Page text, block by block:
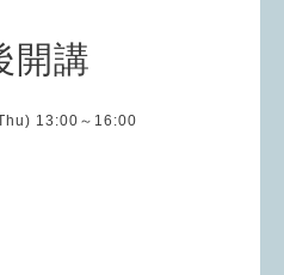
開講
13:00～16:00